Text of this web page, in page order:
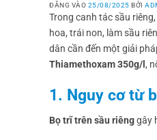
ĐĂNG VÀO 25/08/2025 BỞI
Trong canh tác sầu riêng,
hoa, trái non, làm sầu
dân cần đến một giải
Thiamethoxam 350g/l ,
1. Nguy cơ từ
Bọ trĩ trên sầu riênggây